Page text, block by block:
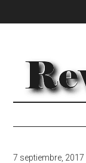
7 septiembre, 2017